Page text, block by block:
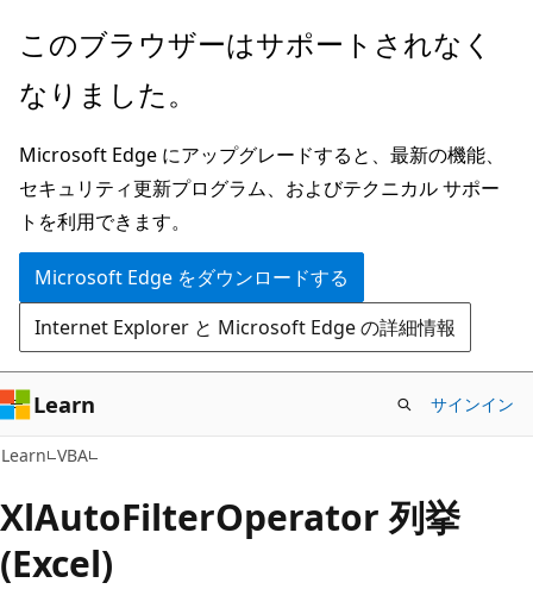
メ
ン
ン
テ
ン
ツ
に
ス
キ
ッ
プ
このブラウザーはサポートされなく
なりました。
Microsoft Edge にアップグレードすると、最新の機能、
セキュリティ更新プログラム、およびテクニカル サポー
トを利用できます。
Microsoft Edge をダウンロードする
Internet Explorer と Microsoft Edge の詳細情報
Learn サインイン
Learn VBA
XlAutoFilterOperator 列挙
(Excel)